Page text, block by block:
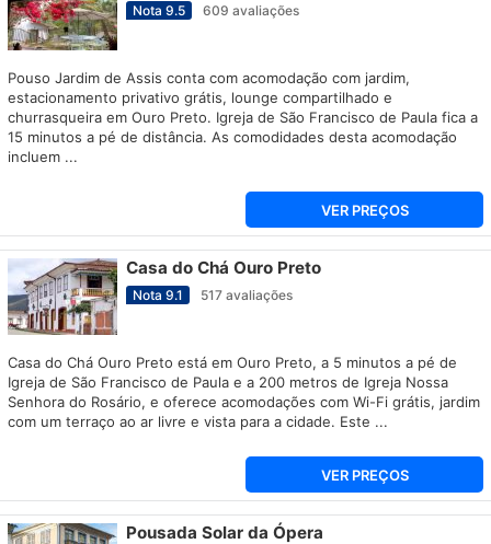
Nota 9.5 609 avaliações
Pouso Jardim de Assis conta com acomodação com jardim,
estacionamento privativo grátis, lounge compartilhado e
churrasqueira em Ouro Preto. Igreja de São Francisco de Paula fica a
15 minutos a pé de distância. As comodidades desta acomodação
incluem ...
VER PREÇOS
Casa do Chá Ouro Preto
Nota 9.1 517 avaliações
Casa do Chá Ouro Preto está em Ouro Preto, a 5 minutos a pé de
Igreja de São Francisco de Paula e a 200 metros de Igreja Nossa
Senhora do Rosário, e oferece acomodações com Wi-Fi grátis, jardim
com um terraço ao ar livre e vista para a cidade. Este ...
VER PREÇOS
Pousada Solar da Ópera